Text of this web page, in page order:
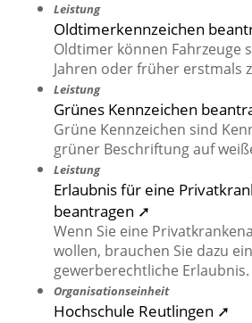
Leistung
Oldtimerkennzeichen
Oldtimer können Fahrzeuge
Jahren oder früher erstmals
Leistung
Grünes Kennzeichen
Grüne Kennzeichen sind
grüner Beschriftung auf
Leistung
Erlaubnis für eine
beantragen ➚
Wenn Sie eine
wollen, brauchen Sie dazu
gewerberechtliche Erlaubnis.
Organisationseinheit
Hochschule Reutlingen ➚